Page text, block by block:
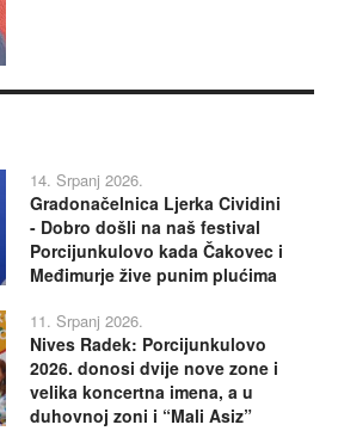
14. Srpanj 2026.
Gradonačelnica Ljerka Cividini
- Dobro došli na naš festival
Porcijunkulovo kada Čakovec i
Međimurje žive punim plućima
11. Srpanj 2026.
Nives Radek: Porcijunkulovo
2026. donosi dvije nove zone i
velika koncertna imena, a u
duhovnoj zoni i “Mali Asiz”